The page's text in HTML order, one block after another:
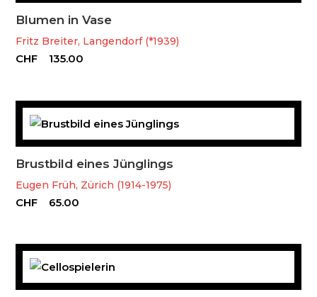
Blumen in Vase
Fritz Breiter, Langendorf (*1939)
CHF 135.00
Brustbild eines Jünglings
Eugen Früh, Zürich (1914-1975)
CHF 65.00